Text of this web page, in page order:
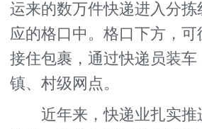
运来的数万件快递进入分
应的格口中。格口下方，
接住包裹，通过快递员装
镇、村级网点。
近年来，快递业扎实推